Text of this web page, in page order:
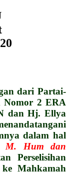
dari Partai-
Nomor 2 ERA
dan Hj. Ellya
dalam hal
M. Hum dan
Perselisihan
Mahkamah